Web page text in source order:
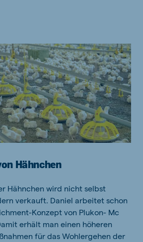
Hähnchen
Hähnchen wird nicht selbst
verkauft. Daniel arbeitet schon
Konzept von Plukon- Mc
erhält man einen höheren
für das Wohlergehen der